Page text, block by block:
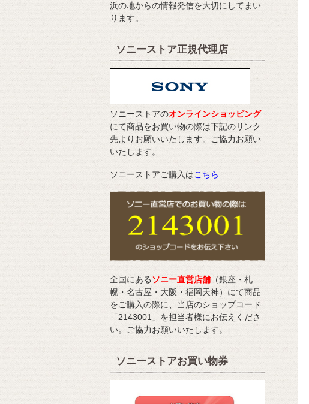
浜の地からの情報発信を大切にしてまい
ります。
ソニーストア正規代理店
ソニーストアのオンラインショッピング
にて商品をお買い物の際は下記のリンク
先よりお願いいたします。ご協力お願い
いたします。
ソニーストアご購入はこちら
全国にあるソニー直営店舗 （銀座・札
幌・名古屋・大阪・福岡天神）にて商品
をご購入の際に、当店のショップコード
「2143001」を担当者様にお伝えくださ
い。ご協力お願いいたします。
ソニーストアお買い物券